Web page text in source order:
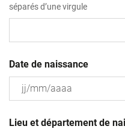
séparés d’une virgule
Date de naissance
slash
Lieu et département de